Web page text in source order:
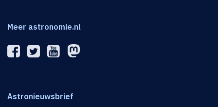
Meer astronomie.nl
Astronieuwsbrief